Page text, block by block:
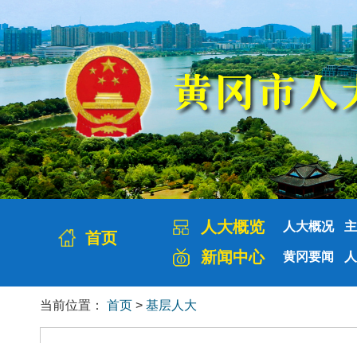
首页
人大概览 人大概况
新闻中心 黄冈要闻
当前位置： 首页 > 基层人大